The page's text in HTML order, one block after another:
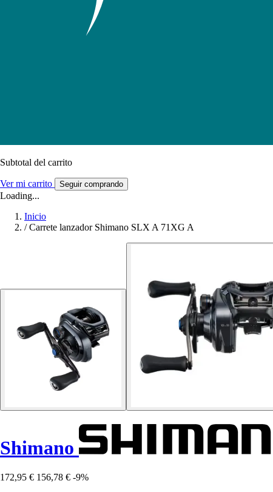
Subtotal del carrito
Ver mi carrito Seguir comprando
Loading...
Inicio
/ Carrete lanzador Shimano SLX A 71XG A
Shimano
172,95 € 156,78 € -9%